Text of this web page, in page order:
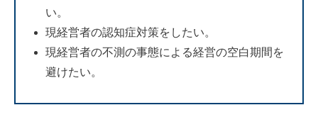
い。
現経営者の認知症対策をしたい。
現経営者の不測の事態による経営の空白期間を
避けたい。